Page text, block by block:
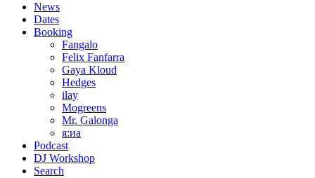
News
Dates
Booking
Fangalo
Felix Fanfarra
Gaya Kloud
Hedges
ilay
Mogreens
Mr. Galonga
я:иа
Podcast
DJ Workshop
Search